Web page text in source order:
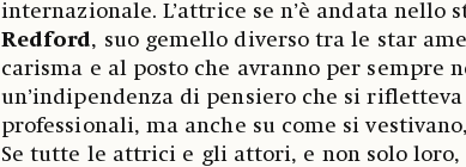
internazionale. L’attrice se n’è andata nello
Redford, suo gemello diverso tra le star
carisma e al posto che avranno per sempre
un’indipendenza di pensiero che si
professionali, ma anche su come si
Se tutte le attrici e gli attori, e non solo loro,